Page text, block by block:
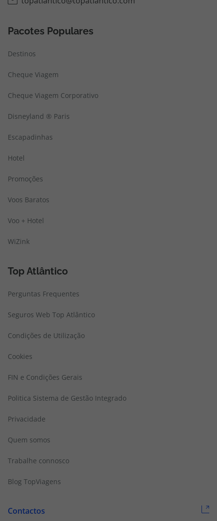
Pacotes Populares
Destinos
Cheque Viagem
Cheque Viagem Corporativo
Disneyland ® Paris
Escapadinhas
Hotel
Promoções
Voos Baratos
Voo + Hotel
WiZink
Top Atlântico
Perguntas Frequentes
Seguros Web Top Atlântico
Condições de Utilização
Cookies
FIN e Condições Gerais
Politica Sistema de Gestão Integrado
Privacidade
Quem somos
Trabalhe connosco
Blog TopViagens
Contactos